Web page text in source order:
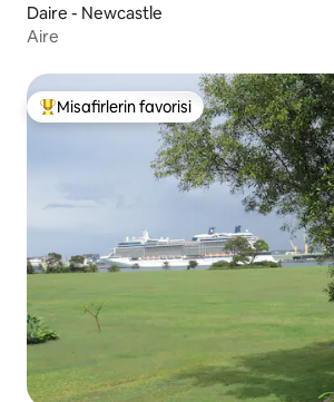
Daire - Newcastle
Aire
Misafirlerin favorilerinden en
Misafirlerin favorisi